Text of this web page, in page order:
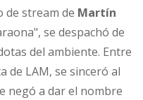
de stream de Martín
se despachó de
del ambiente. Entre
de LAM, se sinceró al
negó a dar el nombre